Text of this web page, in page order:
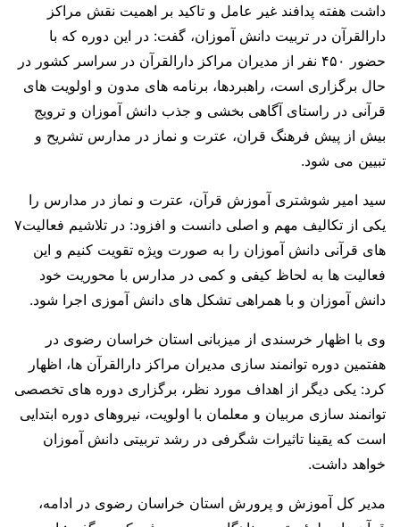
داشت هفته پدافند غیر عامل و تاکید بر اهمیت نقش مراکز
دارالقرآن در تربیت دانش آموزان، گفت: در این دوره که با
حضور ۴۵۰ نفر از مدیران مراکز دارالقرآن در سراسر کشور در
حال برگزاری است، راهبردها، برنامه های مدون و اولویت های
قرآنی در راستای آگاهی بخشی و جذب دانش آموزان و ترویج
بیش از پیش فرهنگ قران، عترت و نماز در مدارس تشریح و
تبیین می شود.
سید امیر شوشتری آموزش قرآن، عترت و نماز در مدارس را
یکی از تکالیف مهم و اصلی دانست و افزود: در تلاشیم فعالیت۷
های قرآنی دانش آموزان را به صورت ویژه تقویت کنیم و این
فعالیت ها به لحاظ کیفی و کمی در مدارس با محوریت خود
دانش آموزان و با همراهی تشکل های دانش آموزی اجرا شود.
وی با اظهار خرسندی از میزبانی استان خراسان رضوی در
هفتمین دوره توانمند سازی مدیران مراکز دارالقرآن ها، اظهار
کرد: یکی دیگر از اهداف مورد نظر، برگزاری دوره های تخصصی
توانمند سازی مربیان و معلمان با اولویت، نیروهای دوره ابتدایی
است که یقینا تاثیرات شگرفی در رشد تربیتی دانش آموزان
خواهد داشت.
مدیر کل آموزش و پرورش استان خراسان رضوی در ادامه،